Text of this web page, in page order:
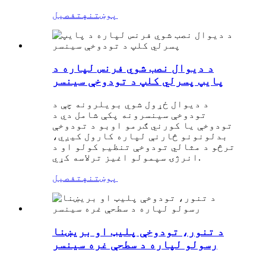
پوښتنه تفصیل
د دیوال نصب شوي فرنس لپاره د
پایپ پسرلي کلپ د تودوخې سینسر
د دیوال ځړول شوي بویلرونه چې د
تودوخې سینسرونه پکې شامل دي د
تودوخې یا کورني ګرمو اوبو د تودوخې
بدلونونو څارنې لپاره کارول کیږي،
ترڅو د مثالي تودوخې تنظیم کولو او د
انرژۍ سپمولو اغیز ترلاسه کړي.
پوښتنه تفصیل
د تنور، تودوخې پلیټ او بریښنا
رسولو لپاره د سطحې غره سینسر